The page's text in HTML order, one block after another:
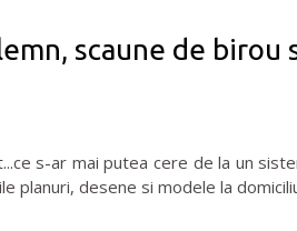
scaune de birou
s-ar mai putea cere de la un
desene si modele la